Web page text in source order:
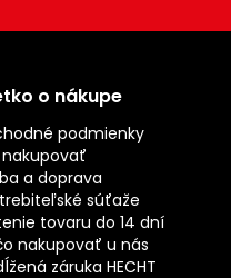
o nákupe
podmienky
nakupovať
a doprava
súťaže
tovaru do 14 dní
nakupovať u nás
záruka HECHT